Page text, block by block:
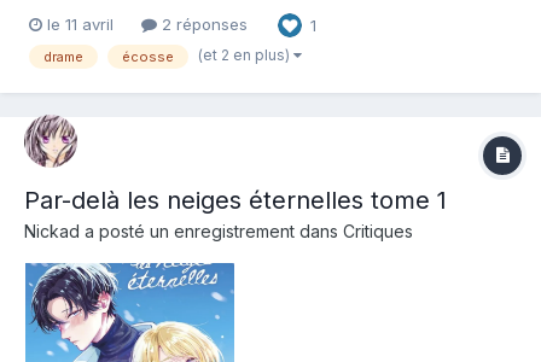
de l'album : Le nouveau roman graphique coup de coeur des
autrices de Rebis. Écosse....
le 11 avril 2 réponses 1
drame écosse (et 2 en plus)
Par-delà les neiges éternelles tome 1
Nickad a posté un enregistrement dans Critiques